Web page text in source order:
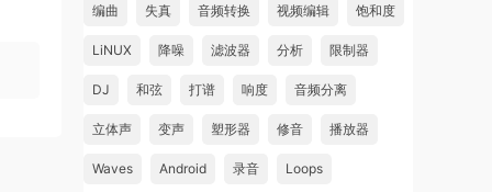
编曲 失真 音频转换 视频编辑 饱和度
LiNUX 降噪 滤波器 分析 限制器
DJ 和弦 打谱 响度 音频分离
立体声 变声 塑形器 修音 播放器
Waves Android 录音 Loops